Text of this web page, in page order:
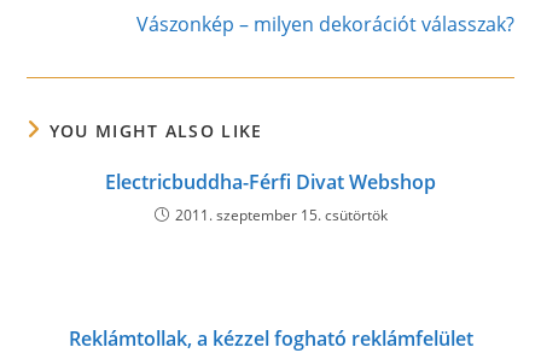
Vászonkép – milyen dekorációt válasszak?
YOU MIGHT ALSO LIKE
Electricbuddha-Férfi Divat Webshop
2011. szeptember 15. csütörtök
Reklámtollak, a kézzel fogható reklámfelület